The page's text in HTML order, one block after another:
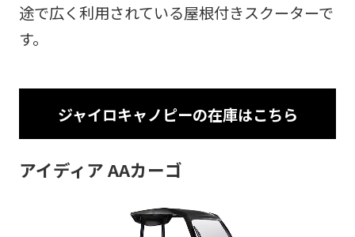
途で広く利用されている屋根付きスクーターで
す。
ジャイロキャノピーの在庫はこちら
アイディア AAカーゴ